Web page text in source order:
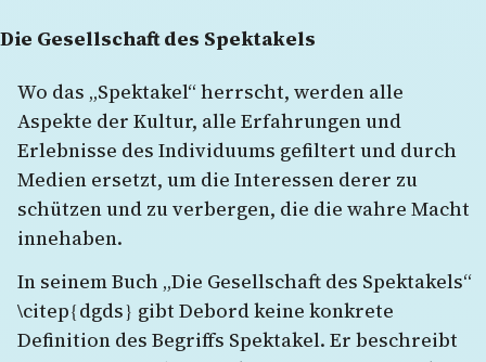
Die Gesellschaft des Spektakels
Wo das „Spektakel“ herrscht, werden alle
Aspekte der Kultur, alle Erfahrungen und
Erlebnisse des Individuums gefiltert und durch
Medien ersetzt, um die Interessen derer zu
schützen und zu verbergen, die die wahre Macht
innehaben.
In seinem Buch „Die Gesellschaft des Spektakels“
\citep{dgds} gibt Debord keine konkrete
Definition des Begriffs Spektakel. Er beschreibt